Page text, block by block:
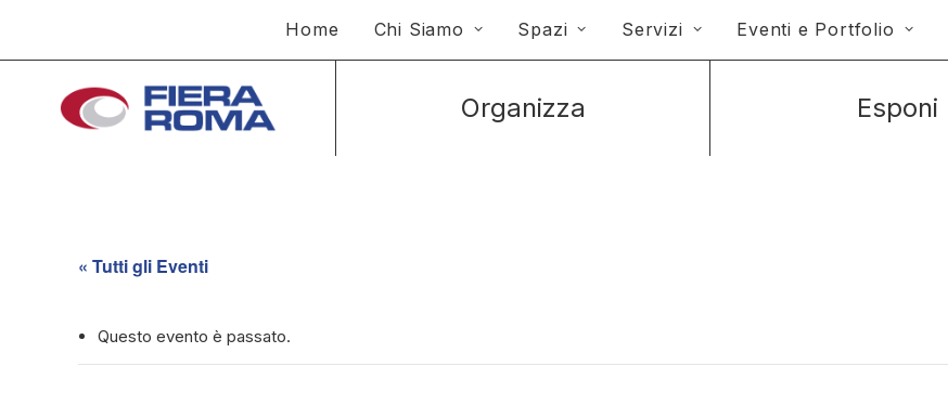
Home Chi Siamo Spazi Servizi Eventi e Portfolio
Organizza Esponi
« Tutti gli Eventi
Questo evento è passato.